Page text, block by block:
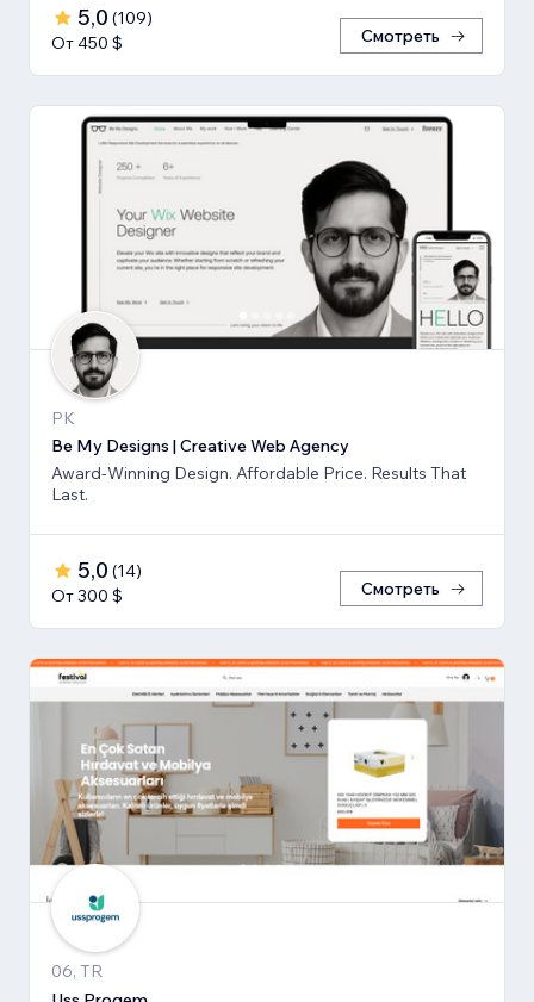
5,0 (109)
От 450 $
Смотреть
PK
Be My Designs | Creative Web Agency
Award-Winning Design. Affordable Price. Results That
Last.
5,0 (14)
От 300 $
Смотреть
06, TR